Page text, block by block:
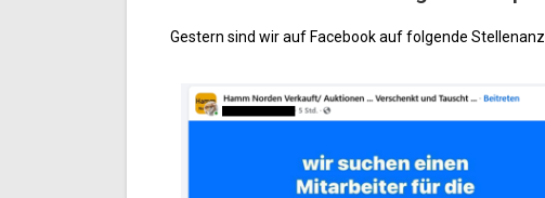
Gestern sind wir auf Facebook auf folgende